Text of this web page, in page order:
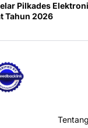
Pilkades
Tahun 2026